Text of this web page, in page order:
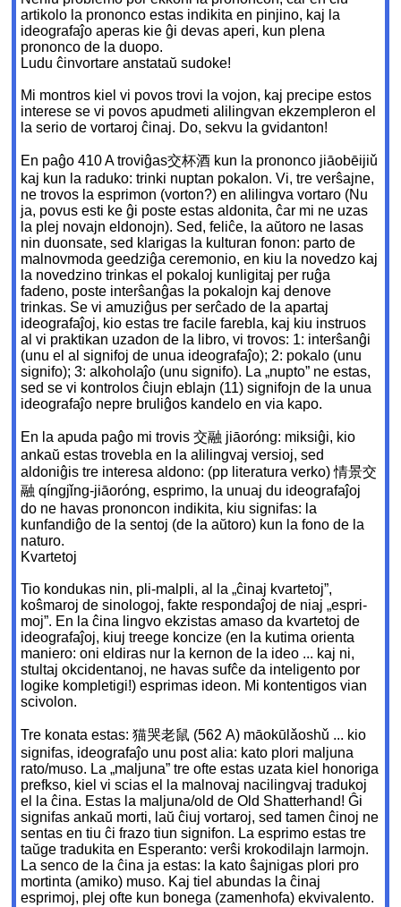
artikolo la prononco estas indikita en pinjino, kaj la
ideografaĵo aperas kie ĝi devas aperi, kun plena
prononco de la duopo.
Ludu ĉinvortare anstataŭ sudoke!
Mi montros kiel vi povos trovi la vojon, kaj precipe estos
interese se vi povos apudmeti alilingvan ekzempleron el
la serio de vortaroj ĉinaj. Do, sekvu la gvidanton!
En paĝo 410 A troviĝas交杯酒 kun la prononco jiāobēijiǔ
kaj kun la raduko: trinki nuptan pokalon. Vi, tre verŝajne,
ne trovos la esprimon (vorton?) en alilingva vortaro (Nu
ja, povus esti ke ĝi poste estas aldonita, ĉar mi ne uzas
la plej novajn eldonojn). Sed, feliĉe, la aŭtoro ne lasas
nin duonsate, sed klarigas la kulturan fonon: parto de
malnovmoda geedziĝa ceremonio, en kiu la novedzo kaj
la novedzino trinkas el pokaloj kunligitaj per ruĝa
fadeno, poste interŝanĝas la pokalojn kaj denove
trinkas. Se vi amuziĝus per serĉado de la apartaj
ideografaĵoj, kio estas tre facile farebla, kaj kiu instruos
al vi praktikan uzadon de la libro, vi trovos: 1: interŝanĝi
(unu el al signifoj de unua ideografaĵo); 2: pokalo (unu
signifo); 3: alkoholaĵo (unu signifo). La „nupto” ne estas,
sed se vi kontrolos ĉiujn eblajn (11) signifojn de la unua
ideografaĵo nepre bruliĝos kandelo en via kapo.
En la apuda paĝo mi trovis 交融 jiāoróng: miksiĝi, kio
ankaŭ estas trovebla en la alilingvaj versioj, sed
aldoniĝis tre interesa aldono: (pp literatura verko) 情景交
融 qíngjǐng-jiāoróng, esprimo, la unuaj du ideografaĵoj
do ne havas prononcon indikita, kiu signifas: la
kunfandiĝo de la sentoj (de la aŭtoro) kun la fono de la
naturo.
Kvartetoj
Tio kondukas nin, pli-malpli, al la „ĉinaj kvartetoj”,
koŝmaroj de sinologoj, fakte respondaĵoj de niaj „espri-
moj”. En la ĉina lingvo ekzistas amaso da kvartetoj de
ideografaĵoj, kiuj treege koncize (en la kutima orienta
maniero: oni eldiras nur la kernon de la ideo ... kaj ni,
stultaj okcidentanoj, ne havas sufĉe da inteligento por
logike kompletigi!) esprimas ideon. Mi kontentigos vian
scivolon.
Tre konata estas: 猫哭老鼠 (562 A) māokūlǎoshǔ ... kio
signifas, ideografaĵo unu post alia: kato plori maljuna
rato/muso. La „maljuna” tre ofte estas uzata kiel honoriga
prefkso, kiel vi scias el la malnovaj nacilingvaj tradukoj
el la ĉina. Estas la maljuna/old de Old Shatterhand! Ĝi
signifas ankaŭ morti, laŭ ĉiuj vortaroj, sed tamen ĉinoj ne
sentas en tiu ĉi frazo tiun signifon. La esprimo estas tre
taŭge tradukita en Esperanto: verŝi krokodilajn larmojn.
La senco de la ĉina ja estas: la kato ŝajnigas plori pro
mortinta (amiko) muso. Kaj tiel abundas la ĉinaj
esprimoj, plej ofte kun bonega (zamenhofa) ekvivalento.